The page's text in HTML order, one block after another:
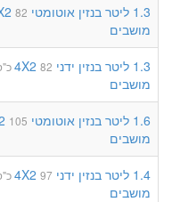
1.3 ליטר בנזין אוטומטי 82 כ"ס
מושבים
1.3 ליטר בנזין ידני 4X2 82 כ"ס
מושבים
1.6 ליטר בנזין אוטומטי 105 כ"ס
מושבים
1.4 ליטר בנזין ידני 4X2 97 כ"ס
מושבים